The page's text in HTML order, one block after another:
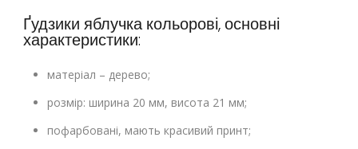
Ґудзики яблучка кольорові, основні
характеристики:
матеріал – дерево;
розмір: ширина 20 мм, висота 21 мм;
пофарбовані, мають красивий принт;